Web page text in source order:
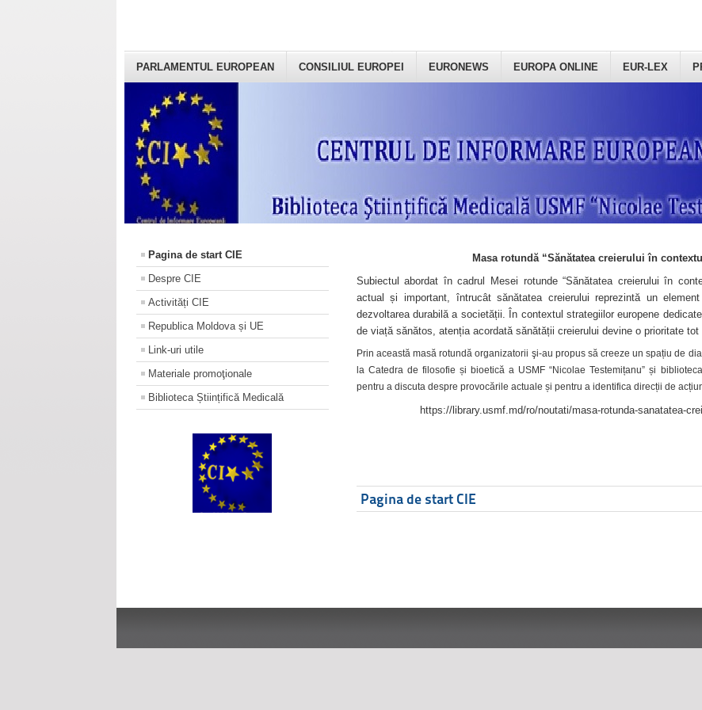
PARLAMENTUL EUROPEAN CONSILIUL EUROPEI EURONEWS EUROPA ONLINE EUR-LEX
Pagina de start CIE
Despre CIE
Activități CIE
Republica Moldova și UE
Link-uri utile
Materiale promoţionale
Biblioteca Științifică Medicală
Masa rotundă “Sănătatea creierului în
Subiectul abordat în cadrul Mesei rotunde “Sănătatea creierului în
actual și important, întrucât sănătatea creierului reprezintă un
dezvoltarea durabilă a societății. În contextul strategiilor europene
de viață sănătos, atenția acordată sănătății creierului devine o prioritate tot
Prin această masă rotundă organizatorii şi-au propus să creeze un spațiu de
la Catedra de filosofie și bioetică a USMF “Nicolae Testemițanu” și
pentru a discuta despre provocările actuale și pentru a identifica direcții de
https://library.usmf.md/ro/noutati/masa-rotunda-sanatatea-
Pagina de start CIE